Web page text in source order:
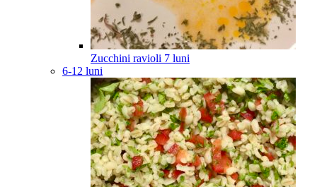
Zucchini ravioli 7 luni
6-12 luni